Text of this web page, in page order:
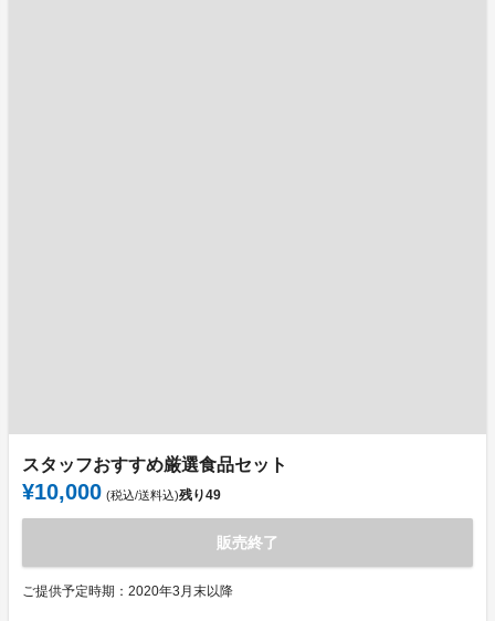
スタッフおすすめ厳選食品セット
¥10,000 (税込/送料込)残り49
販売終了
ご提供予定時期：2020年3月末以降